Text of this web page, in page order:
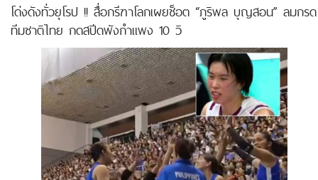
โด่งดังทั่วยุโรป !! สื่อกรีฑาโลกเผยช็อต “ภูริพล บุญสอน” ลมกรด
ทีมชาติไทย กดสปีดพังกำแพง 10 วิ